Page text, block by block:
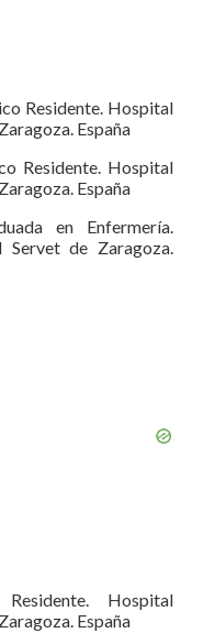
Residente. Hospital
España
Residente. Hospital
España
en Enfermería.
de Zaragoza.
Hospital
España